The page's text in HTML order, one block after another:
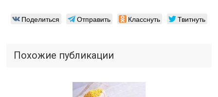
Поделиться Отправить Класснуть Твитнуть
Похожие публикации